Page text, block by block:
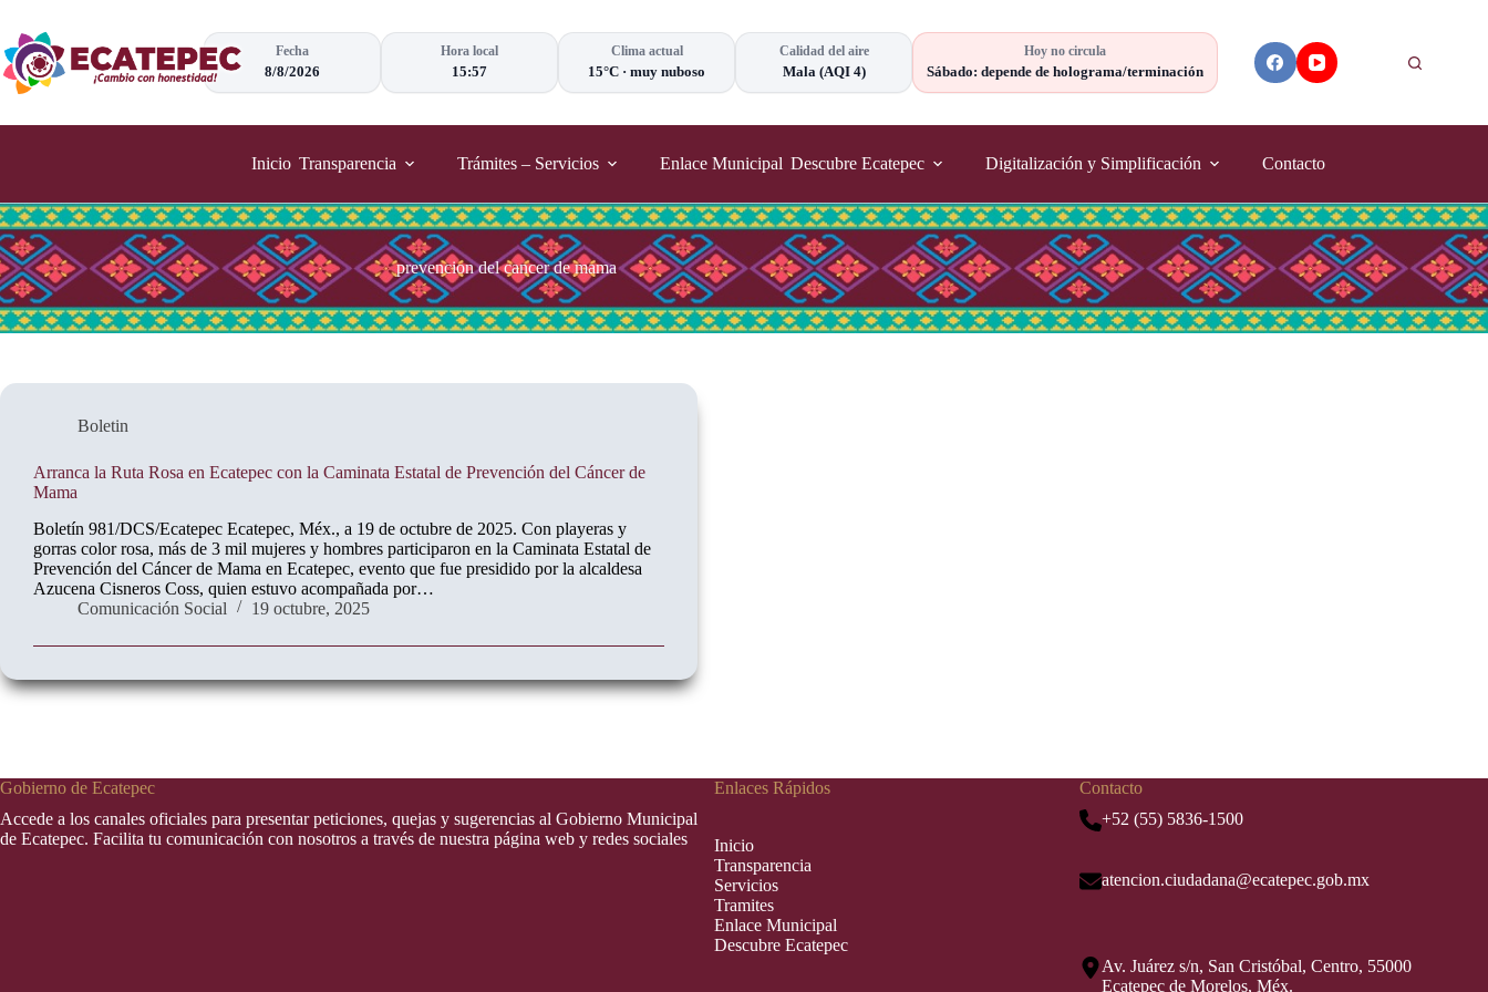
contenido
Fecha
8/8/2026
Hora local
15:57
Clima actual
15°C · muy nuboso
Calidad del aire
Mala (AQI 4)
Hoy no circula
Sábado: depende de holograma/terminación
Inicio Transparencia Trámites – Servicios Enlace Municipal Descubre Ecatepec Digitalización y Simplificación Contacto
prevencion del cancer de mama
Boletin
Arranca la Ruta Rosa en Ecatepec con la Caminata Estatal de Prevención del Cáncer de
Mama
Boletín 981/DCS/Ecatepec Ecatepec, Méx., a 19 de octubre de 2025. Con playeras y
gorras color rosa, más de 3 mil mujeres y hombres participaron en la Caminata Estatal de
Prevención del Cáncer de Mama en Ecatepec, evento que fue presidido por la alcaldesa
Azucena Cisneros Coss, quien estuvo acompañada por…
Comunicación Social
19 octubre, 2025
Gobierno de Ecatepec
Accede a los canales oficiales para presentar peticiones, quejas y sugerencias al Gobierno Municipal
de Ecatepec. Facilita tu comunicación con nosotros a través de nuestra página web y redes sociales
Enlaces Rápidos
Inicio
Transparencia
Servicios
Tramites
Enlace Municipal
Descubre Ecatepec
Contacto
+52 (55) 5836-1500
atencion.ciudadana@ecatepec.gob.mx
Av. Juárez s/n, San Cristóbal, Centro, 55000
Ecatepec de Morelos, Méx.